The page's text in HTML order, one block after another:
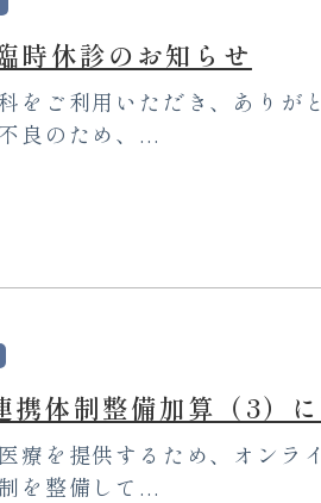
時休診のお知らせ
をご利用いただき、ありが
良のため、...
携体制整備加算（3）
療を提供するため、オンラ
を整備して...